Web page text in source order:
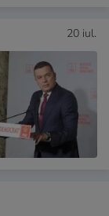
20 iul.